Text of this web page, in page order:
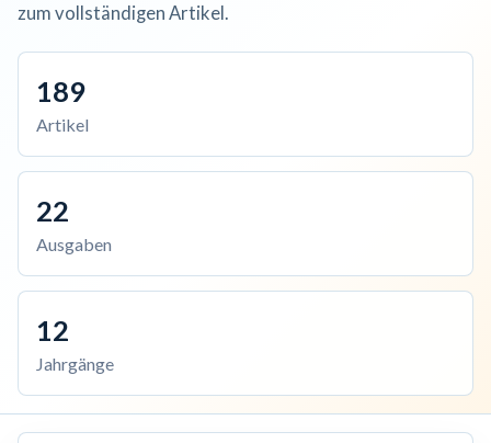
zum vollständigen Artikel.
189
Artikel
22
Ausgaben
12
Jahrgänge